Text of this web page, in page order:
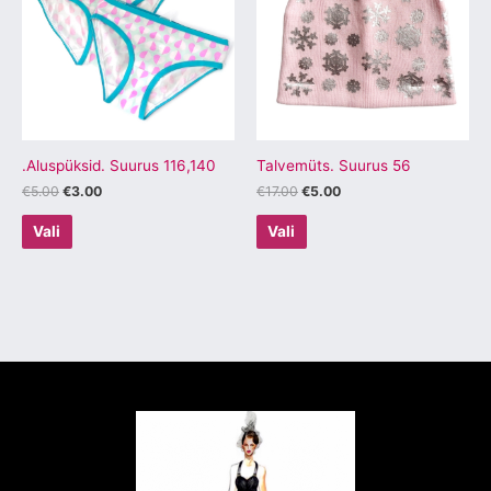
.Aluspüksid. Suurus 116,140
€5.00 €3.00
Vali
mitu
varianti.
Valikuid
saab
tootelehel.
Talvemüts. Suurus 56
€17.00 €5.00
Vali
mitu
varianti.
Valikuid
saab
tootelehel.